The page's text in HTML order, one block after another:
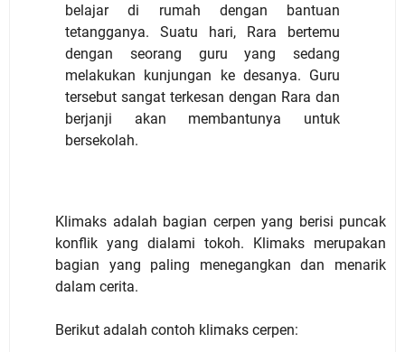
belajar di rumah dengan bantuan
tetangganya. Suatu hari, Rara bertemu
dengan seorang guru yang sedang
melakukan kunjungan ke desanya. Guru
tersebut sangat terkesan dengan Rara dan
berjanji akan membantunya untuk
bersekolah.
Klimaks adalah bagian cerpen yang berisi puncak
konflik yang dialami tokoh. Klimaks merupakan
bagian yang paling menegangkan dan menarik
dalam cerita.
Berikut adalah contoh klimaks cerpen: